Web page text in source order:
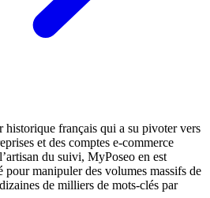
historique français qui a su pivoter vers
et des comptes e-commerce
du suivi, MyPoseo en est
pour manipuler des volumes massifs de
de milliers de mots-clés par